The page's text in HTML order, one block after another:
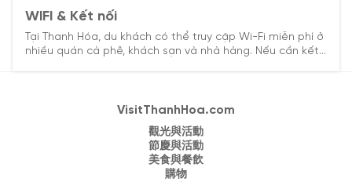
WIFI & Kết nối
Tại Thanh Hóa, du khách có thể truy cập Wi-Fi miễn phí ở
nhiều quán cà phê, khách sạn và nhà hàng. Nếu cần kết
VisitThanhHoa.com
觀光與活動
節慶與活動
美食與餐飲
購物